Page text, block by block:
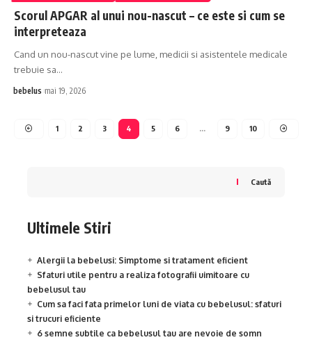
Scorul APGAR al unui nou-nascut – ce este si cum se
interpreteaza
Cand un nou-nascut vine pe lume, medicii si asistentele medicale
trebuie sa…
bebelus mai 19, 2026
1 2 3 4 5 6 … 9 10
Caută
Ultimele Stiri
Alergii la bebelusi: Simptome si tratament eficient
Sfaturi utile pentru a realiza fotografii uimitoare cu
bebelusul tau
Cum sa faci fata primelor luni de viata cu bebelusul: sfaturi
si trucuri eficiente
6 semne subtile ca bebelusul tau are nevoie de somn